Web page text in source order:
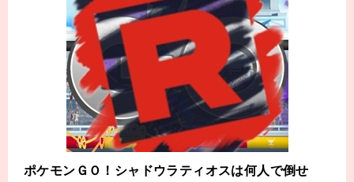
ポケモンＧＯ！シャドウラティオスは何人で倒せ